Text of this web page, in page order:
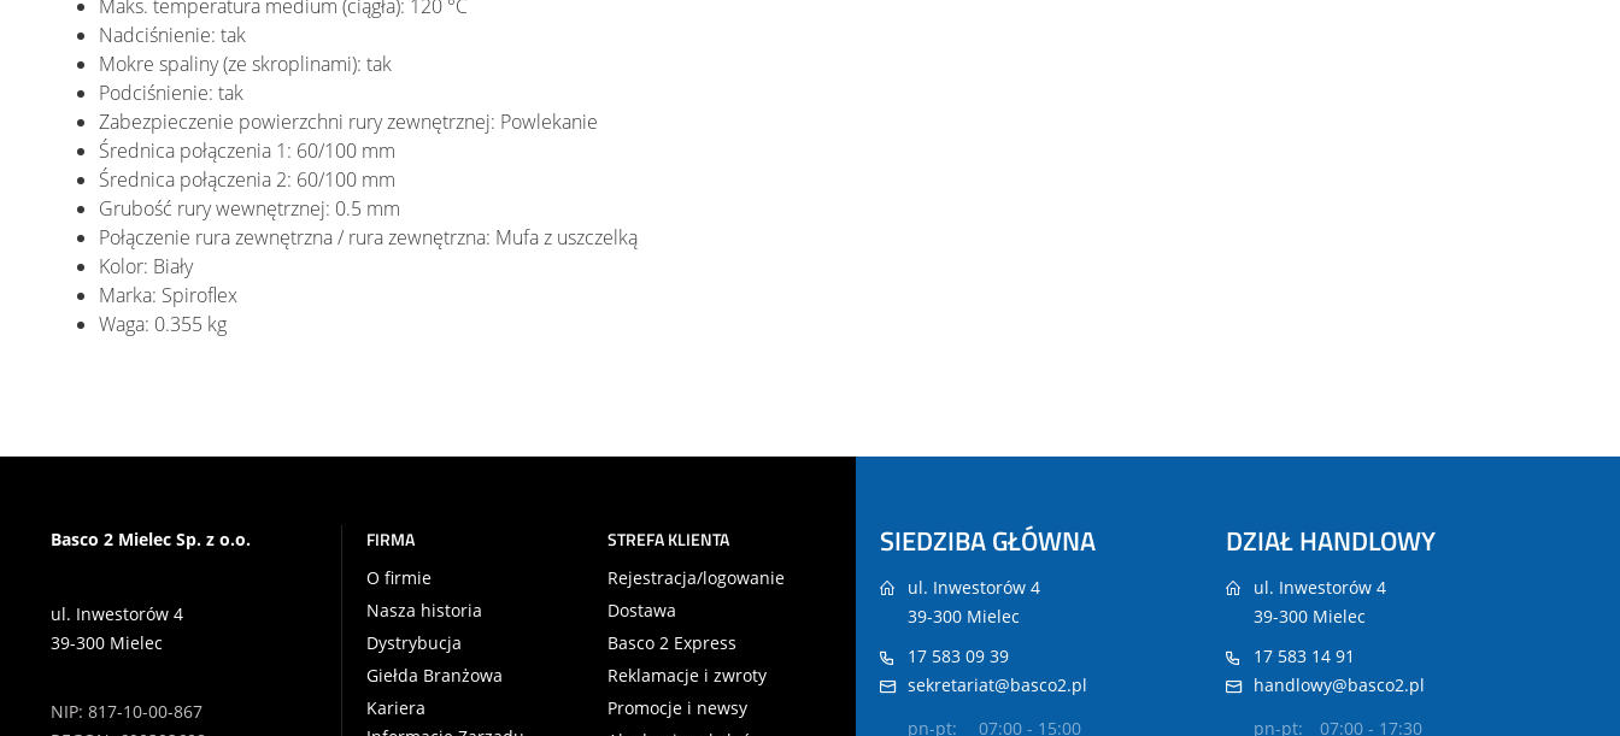
Maks. temperatura medium (ciągła): 120 °C
Nadciśnienie: tak
Mokre spaliny (ze skroplinami): tak
Podciśnienie: tak
Zabezpieczenie powierzchni rury zewnętrznej: Powlekanie
Średnica połączenia 1: 60/100 mm
Średnica połączenia 2: 60/100 mm
Grubość rury wewnętrznej: 0.5 mm
Połączenie rura zewnętrzna / rura zewnętrzna: Mufa z uszczelką
Kolor: Biały
Marka: Spiroflex
Waga: 0.355 kg
Basco 2 Mielec Sp. z o.o.
ul. Inwestorów 4
39-300 Mielec
NIP: 817-10-00-867
FIRMA
O firmie
Nasza historia
Dystrybucja
Giełda Branżowa
Kariera
STREFA KLIENTA
Rejestracja/logowanie
Dostawa
Basco 2 Express
Reklamacje i zwroty
Promocje i newsy
SIEDZIBA GŁÓWNA
ul. Inwestorów 4
39-300 Mielec
17 583 09 39
sekretariat@basco2.pl
pn-pt:
07:00 - 15:00
DZIAŁ HANDLOWY
ul. Inwestorów 4
39-300 Mielec
17 583 14 91
handlowy@basco2.pl
pn-pt:
07:00 - 17:30